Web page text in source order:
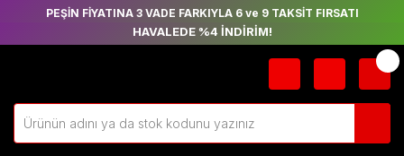
PEŞİN FİYATINA 3 VADE FARKIYLA 6 ve 9 TAKSİT FIRSATI
HAVALEDE %4 İNDİRİM!